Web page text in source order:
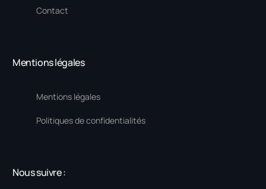
Contact
Mentions légales
Mentions légales
Politiques de confidentialités
Nous suivre :